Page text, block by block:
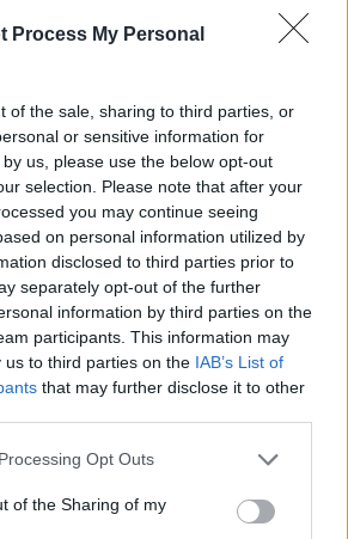
Process My Personal
of the sale, sharing to third parties, or
or sensitive information for
us, please use the below opt-out
selection. Please note that after your
you may continue seeing
on personal information utilized by
disclosed to third parties prior to
separately opt-out of the further
information by third parties on the
participants. This information may
us to third parties on the IAB’s List of
that may further disclose it to other
Opt Outs
of the Sharing of my
Ηλείας
Το «παραμελημένο» πρόβλημα στη
αποβλήτων
Κορωπί - Είχε ηχήσει το 112
το σχέδιο Τραμπ για τη Γάζα
2026: Πώς αμείβονται όσοι θα